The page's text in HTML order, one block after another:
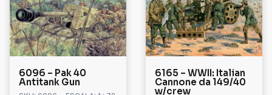
6096 – Pak 40
Antitank Gun
6165 – WWII: Italian
Cannone da 149/40
w/crew